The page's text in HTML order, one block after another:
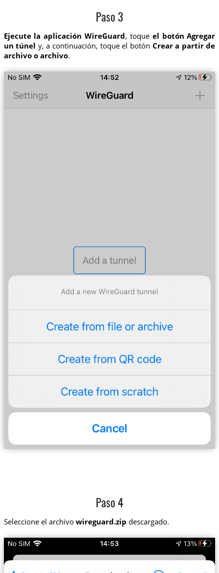
Paso 3
Ejecute la aplicación WireGuard, toque el botón Agregar
un túnel y, a continuación, toque el botón Crear a partir de
archivo o archivo.
Paso 4
Seleccione el archivo wireguard.zip descargado.